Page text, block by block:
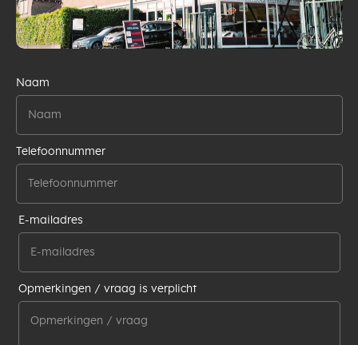
Naam
Telefoonnummer
E-mailadres
Opmerkingen / vraag is verplicht